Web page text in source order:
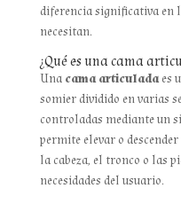
diferencia significativa en
necesitan.
¿Qué es una cama
Una cama articuladaes
somier dividido en varias
controladas mediante un
permite elevar o
la cabeza, el tronco o las
necesidades del usuario.